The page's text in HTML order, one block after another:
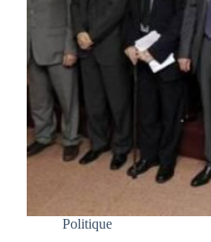
Politique